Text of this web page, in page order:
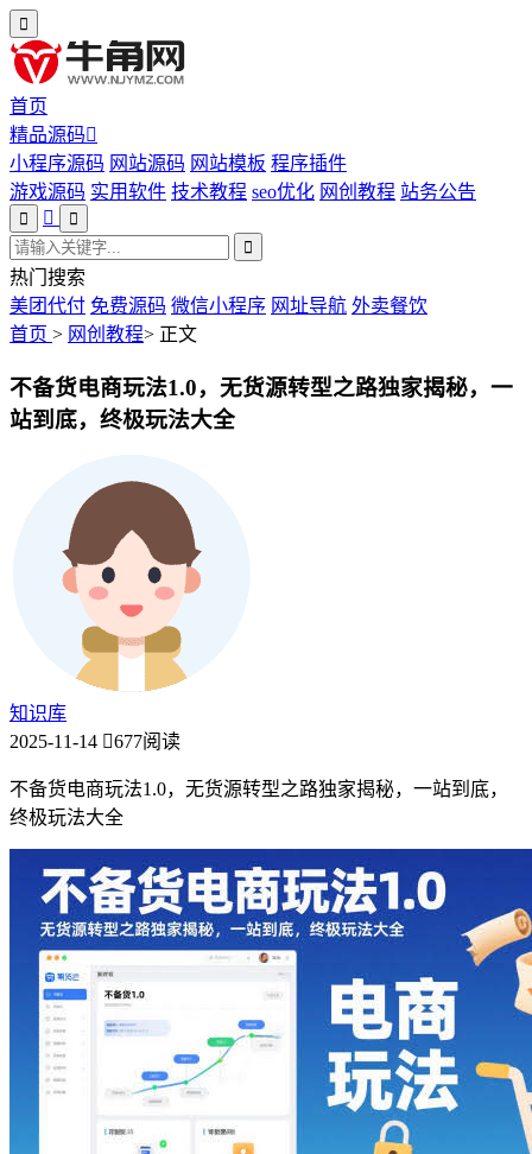
首页
精品源码
小程序源码 网站源码 网站模板 程序插件
游戏源码 实用软件 技术教程 seo优化 网创教程 站务公告
热门搜索
美团代付 免费源码 微信小程序 网址导航 外卖餐饮
首页 > 网创教程> 正文
不备货电商玩法1.0，​无货源转型之路独家揭秘，一
站到底，终极玩法大全
知识库
2025-11-14
677阅读
不备货电商玩法1.0，​无货源转型之路独家揭秘，一站到底，
终极玩法大全